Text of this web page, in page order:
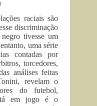
raciais são
discriminação
tivesse um
uma série
contadas por
torcedores,
análises feitas
revelam o
do futebol,
em jogo é o